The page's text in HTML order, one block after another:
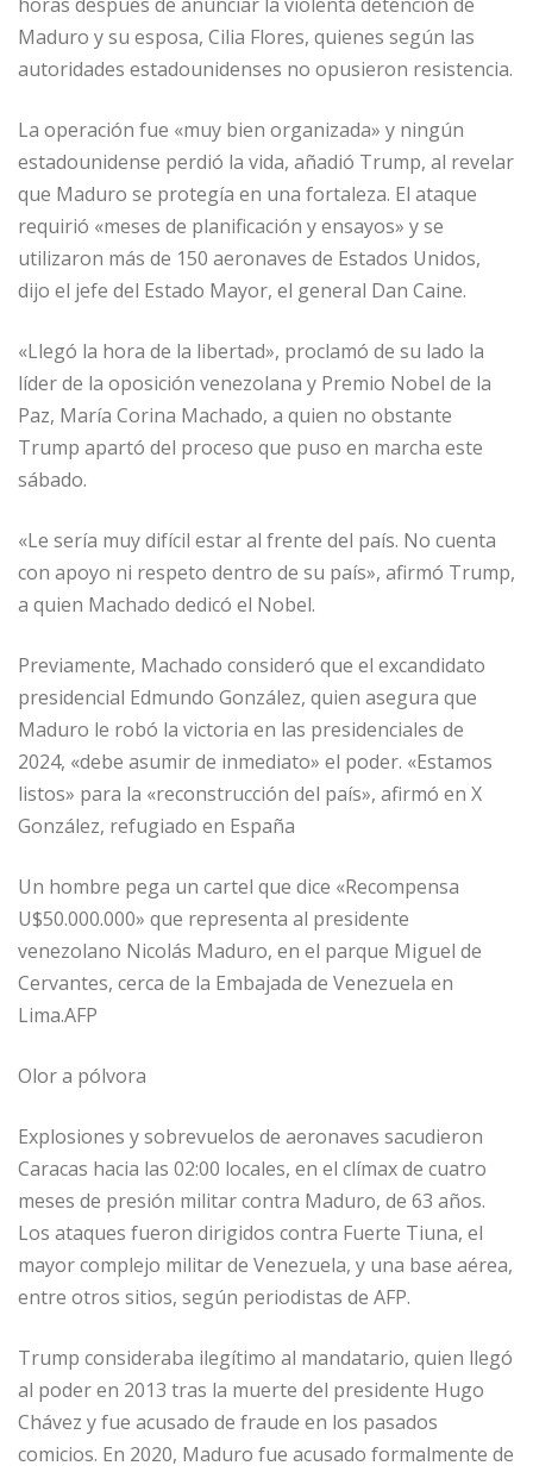
horas después de anunciar la violenta detención de
Maduro y su esposa, Cilia Flores, quienes según las
autoridades estadounidenses no opusieron resistencia.
La operación fue «muy bien organizada» y ningún
estadounidense perdió la vida, añadió Trump, al revelar
que Maduro se protegía en una fortaleza. El ataque
requirió «meses de planificación y ensayos» y se
utilizaron más de 150 aeronaves de Estados Unidos,
dijo el jefe del Estado Mayor, el general Dan Caine.
«Llegó la hora de la libertad», proclamó de su lado la
líder de la oposición venezolana y Premio Nobel de la
Paz, María Corina Machado, a quien no obstante
Trump apartó del proceso que puso en marcha este
sábado.
«Le sería muy difícil estar al frente del país. No cuenta
con apoyo ni respeto dentro de su país», afirmó Trump,
a quien Machado dedicó el Nobel.
Previamente, Machado consideró que el excandidato
presidencial Edmundo González, quien asegura que
Maduro le robó la victoria en las presidenciales de
2024, «debe asumir de inmediato» el poder. «Estamos
listos» para la «reconstrucción del país», afirmó en X
González, refugiado en España
Un hombre pega un cartel que dice «Recompensa
U$50.000.000» que representa al presidente
venezolano Nicolás Maduro, en el parque Miguel de
Cervantes, cerca de la Embajada de Venezuela en
Lima.AFP
Olor a pólvora
Explosiones y sobrevuelos de aeronaves sacudieron
Caracas hacia las 02:00 locales, en el clímax de cuatro
meses de presión militar contra Maduro, de 63 años.
Los ataques fueron dirigidos contra Fuerte Tiuna, el
mayor complejo militar de Venezuela, y una base aérea,
entre otros sitios, según periodistas de AFP.
Trump consideraba ilegítimo al mandatario, quien llegó
al poder en 2013 tras la muerte del presidente Hugo
Chávez y fue acusado de fraude en los pasados
comicios. En 2020, Maduro fue acusado formalmente de